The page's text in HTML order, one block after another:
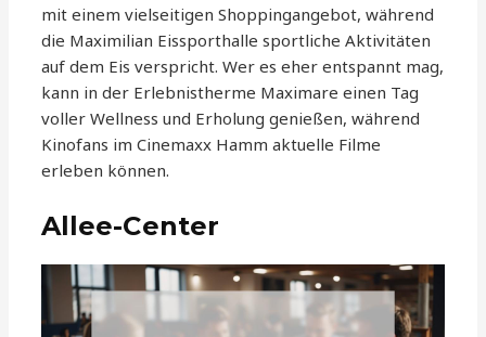
mit einem vielseitigen Shoppingangebot, während
die Maximilian Eissporthalle sportliche Aktivitäten
auf dem Eis verspricht. Wer es eher entspannt mag,
kann in der Erlebnistherme Maximare einen Tag
voller Wellness und Erholung genießen, während
Kinofans im Cinemaxx Hamm aktuelle Filme
erleben können.
Allee-Center